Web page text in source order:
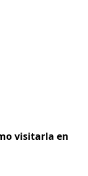
visitarla en